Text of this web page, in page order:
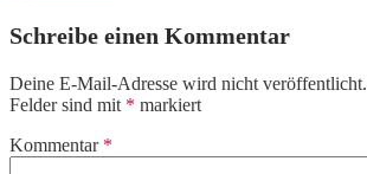
Schreibe einen Kommentar
Deine E-Mail-Adresse wird nicht veröffentlicht.
Felder sind mit * markiert
Kommentar *